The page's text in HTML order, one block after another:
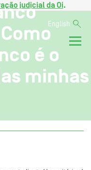
judicial da Oi.
English
é o
minhas